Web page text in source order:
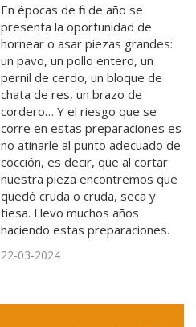
En épocas de fin de año se
presenta la oportunidad de
hornear o asar piezas grandes:
un pavo, un pollo entero, un
pernil de cerdo, un bloque de
chata de res, un brazo de
cordero… Y el riesgo que se
corre en estas preparaciones es
no atinarle al punto adecuado de
cocción, es decir, que al cortar
nuestra pieza encontremos que
quedó cruda o cruda, seca y
tiesa. Llevo muchos años
haciendo estas preparaciones.
22-03-2024